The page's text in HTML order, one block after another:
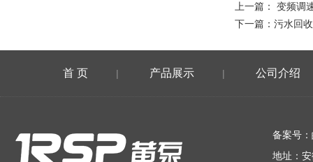
上一篇： 变频调
下一篇： 污水回
首 页 | 产品展示 | 公司介绍
备案号：
地址：